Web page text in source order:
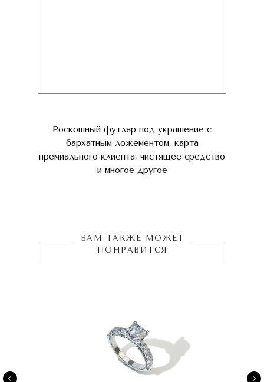
Роскошный футляр под украшение с
бархатным ложементом, карта
премиального клиента, чистящее средство
и многое другое
ВАМ ТАКЖЕ МОЖЕТ
ПОНРАВИТСЯ